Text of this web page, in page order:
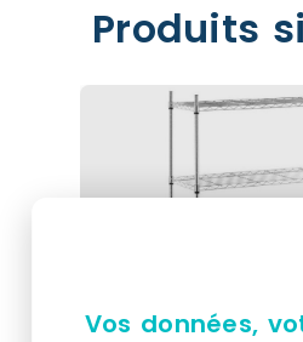
Produits
Vos données,